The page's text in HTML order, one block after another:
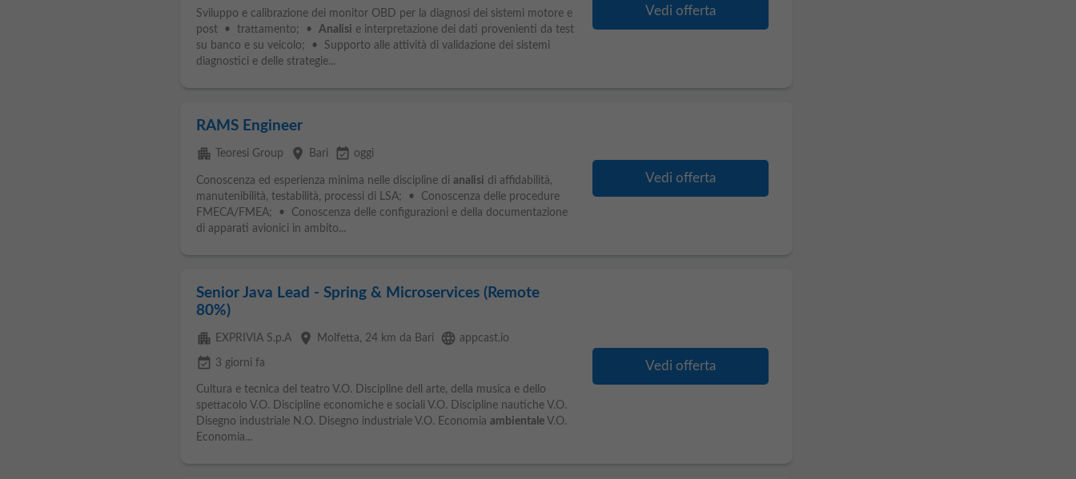
Sviluppo e calibrazione dei monitor OBD per la diagnosi dei sistemi motore e
post • trattamento; • Analisi e interpretazione dei dati provenienti da test
su banco e su veicolo; • Supporto alle attività di validazione dei sistemi
diagnostici e delle strategie...
Vedi offerta
RAMS Engineer
apartment Teoresi Group place Bari event_available oggi
Conoscenza ed esperienza minima nelle discipline di analisi di affidabilità,
manutenibilità, testabilità, processi di LSA; • Conoscenza delle procedure
FMECA/FMEA; • Conoscenza delle configurazioni e della documentazione
di apparati avionici in ambito...
Vedi offerta
Senior Java Lead - Spring & Microservices (Remote
80%)
apartment EXPRIVIA S.p.A place Molfetta, 24 km da Bari language appcast.io
event_available 3 giorni fa
Cultura e tecnica del teatro V.O. Discipline dell arte, della musica e dello
spettacolo V.O. Discipline economiche e sociali V.O. Discipline nautiche V.O.
Disegno industriale N.O. Disegno industriale V.O. Economia ambientaleV.O.
Economia...
Vedi offerta